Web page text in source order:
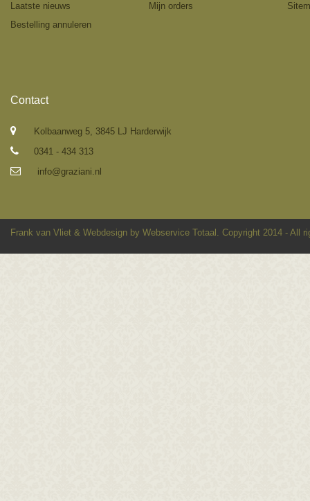
Laatste nieuws
Bestelling annuleren
Mijn orders
Contact
Kolbaanweg 5, 3845 LJ Harderwijk
0341 - 434 313
info@graziani.nl
Frank van Vliet & Webdesign by Webservice Totaal . Copyright 2014 - All